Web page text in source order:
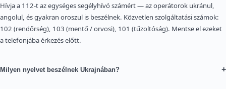
Hívja a 112-t az egységes segélyhívó számért — az operátorok ukránul,
angolul, és gyakran oroszul is beszélnek. Közvetlen szolgáltatási számok:
102 (rendőrség), 103 (mentő / orvosi), 101 (tűzoltóság). Mentse el ezeket
a telefonjába érkezés előtt.
Milyen nyelvet beszélnek Ukrajnában? +